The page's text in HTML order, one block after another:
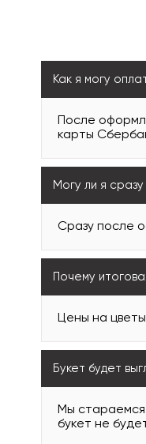
Как я могу
После
карты
Могу ли я сразу
Сразу после
Почему
Цены на
Букет будет
Мы стараемся
букет не